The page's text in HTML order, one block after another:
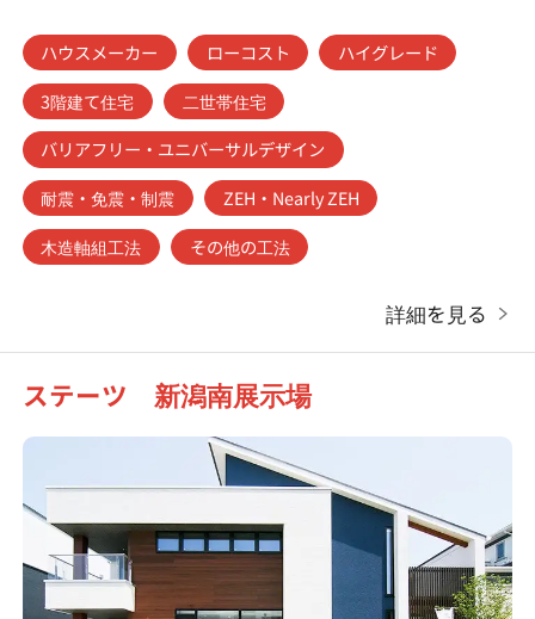
ハウスメーカー ローコスト
ハイグレード
3階建て住宅
二世帯住宅
バリアフリー・ユニバーサルデザイン
耐震・免震・制震
ZEH・Nearly ZEH
木造軸組工法
その他の工法
詳細を見る
ステーツ 新潟南展示場